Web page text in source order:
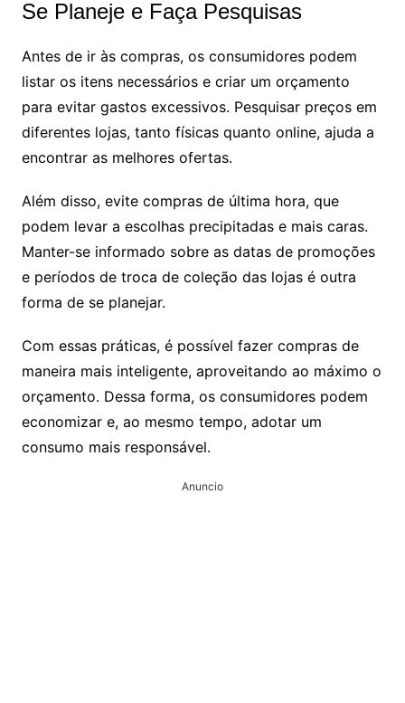
Se Planeje e Faça Pesquisas
Antes de ir às compras, os consumidores podem
listar os itens necessários e criar um orçamento
para evitar gastos excessivos. Pesquisar preços em
diferentes lojas, tanto físicas quanto online, ajuda a
encontrar as melhores ofertas.
Além disso, evite compras de última hora, que
podem levar a escolhas precipitadas e mais caras.
Manter-se informado sobre as datas de promoções
e períodos de troca de coleção das lojas é outra
forma de se planejar.
Com essas práticas, é possível fazer compras de
maneira mais inteligente, aproveitando ao máximo o
orçamento. Dessa forma, os consumidores podem
economizar e, ao mesmo tempo, adotar um
consumo mais responsável.
Anuncio